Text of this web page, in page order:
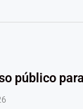
público